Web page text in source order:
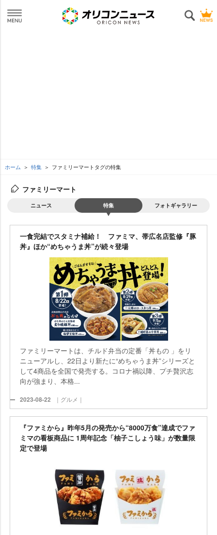
ホーム 特集 ファミリーマートタグの特集
ファミリーマート
ニュース 特集 フォトギャラリー
一食完結でスタミナ補給！ ファミマ、帯広名店監修『豚
丼』ほか“めちゃうま丼”が続々登場
ファミリーマートは、チルド弁当の定番「丼もの 」をリ
ニューアルし、22日より新たに“めちゃうま丼”シリーズと
して4商品を全国で発売する。コロナ禍以降、プチ贅沢志
向が強まり、本格...
2023-08-22 ｜グルメ｜
『ファミから』昨年5月の発売から“8000万食”達成でファ
ミマの看板商品に 1周年記念「柚子こしょう味」が数量限
定で登場